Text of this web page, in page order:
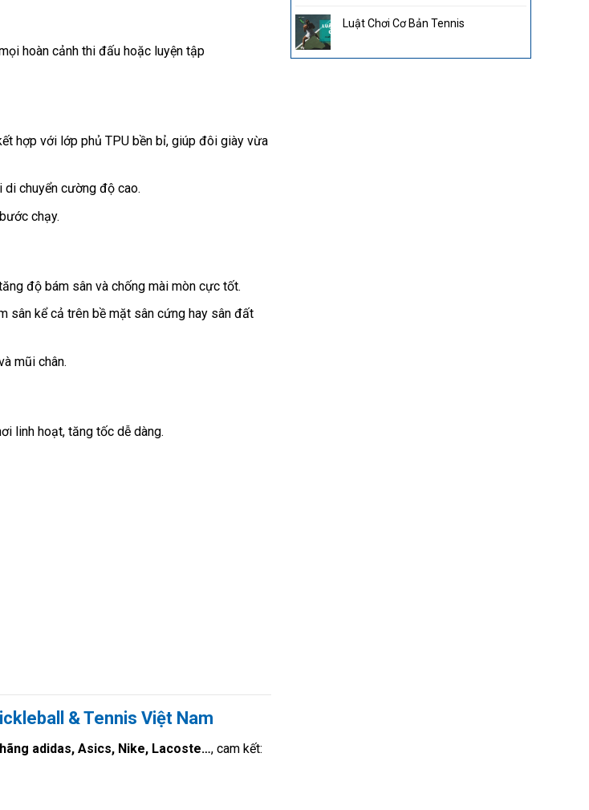
Luật Chơi Cơ Bản Tennis
hoàn cảnh thi đấu hoặc luyện tập
hợp với lớp phủ TPU bền bỉ, giúp đôi giày vừa
chuyển cường độ cao.
chạy.
độ bám sân và chống mài mòn cực tốt.
sân kể cả trên bề mặt sân cứng hay sân đất
mũi chân.
linh hoạt, tăng tốc dễ dàng.
& Tennis Việt Nam
adidas, Asics, Nike, Lacoste…, cam kết: